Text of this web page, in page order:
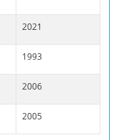
2021
1993
2006
2005